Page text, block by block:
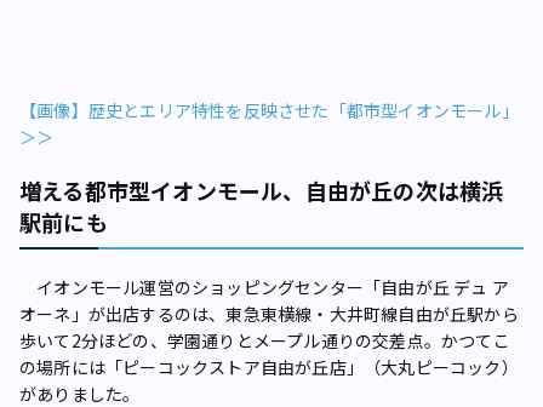
【画像】歴史とエリア特性を反映させた「都市型イオンモール」
＞＞
増える都市型イオンモール、自由が丘の次は横浜
駅前にも
イオンモール運営のショッピングセンター「自由が丘 デュ ア
オーネ」が出店するのは、東急東横線・大井町線自由が丘駅から
歩いて2分ほどの、学園通りとメープル通りの交差点。かつてこ
の場所には「ピーコックストア自由が丘店」（大丸ピーコック）
がありました。